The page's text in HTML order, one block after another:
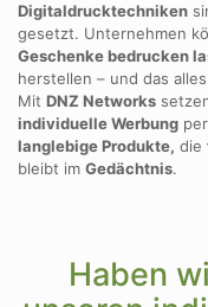
Digitaldrucktechniken
gesetzt. Unternehmen
Geschenke bedrucken
herstellen – und das alles
Mit DNZ Networks
individuelle Werbung
langlebige Produkte, die
bleibt im Gedächtnis.
Haben